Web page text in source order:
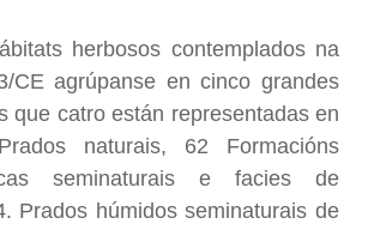
herbosos contemplados na
CE agrúpanse en cinco grandes
que catro están representadas en
naturais, 62 Formacións
seminaturais e facies de
Prados húmidos seminaturais de